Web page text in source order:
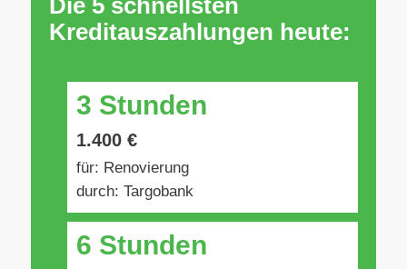
Die 5 schnellsten
Kreditauszahlungen heute:
3 Stunden
1.400 €
für: Renovierung
durch: Targobank
6 Stunden